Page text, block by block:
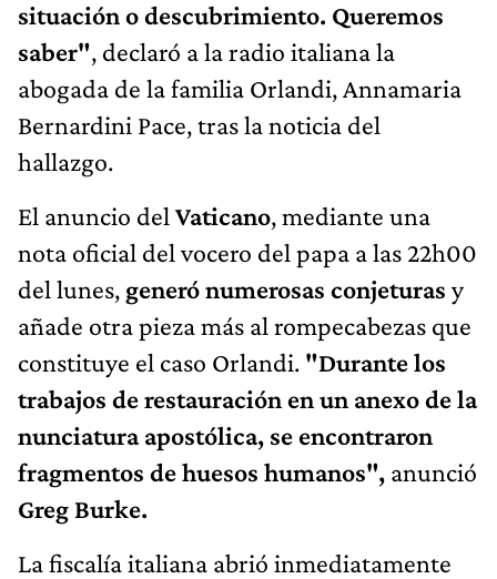
situación o descubrimiento. Queremos
saber", declaró a la radio italiana la
abogada de la familia Orlandi, Annamaria
Bernardini Pace, tras la noticia del
hallazgo.
El anuncio del Vaticano, mediante una
nota oficial del vocero del papa a las 22h00
del lunes, generó numerosas conjeturas y
añade otra pieza más al rompecabezas que
constituye el caso Orlandi. "Durante los
trabajos de restauración en un anexo de la
nunciatura apostólica, se encontraron
fragmentos de huesos humanos", anunció
Greg Burke.
La fiscalía italiana abrió inmediatamente